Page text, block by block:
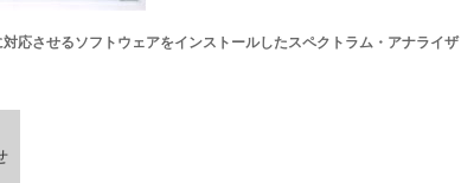
応させるソフトウェアをインストールしたスペクトラム・アナライザ